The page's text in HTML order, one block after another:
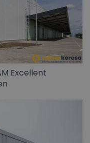
Excellent